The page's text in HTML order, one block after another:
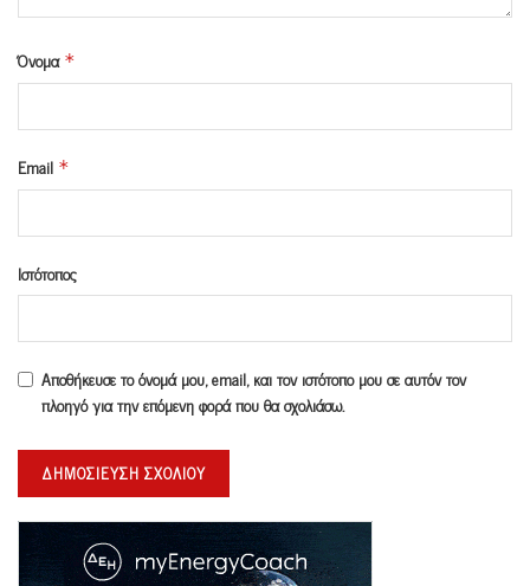
Όνομα *
Email *
Ιστότοπος
Αποθήκευσε το όνομά μου, email, και τον ιστότοπο μου σε αυτόν τον
πλοηγό για την επόμενη φορά που θα σχολιάσω.